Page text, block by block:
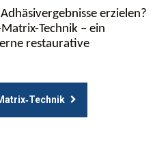
erzielen?
Technik – ein
restaurative